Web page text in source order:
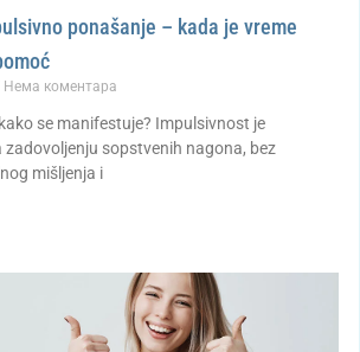
ponašanje – kada je vreme
Нема коментара
se manifestuje? Impulsivnost je
sopstvenih nagona, bez
mišljenja i